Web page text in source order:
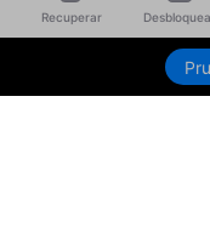
Recuperar